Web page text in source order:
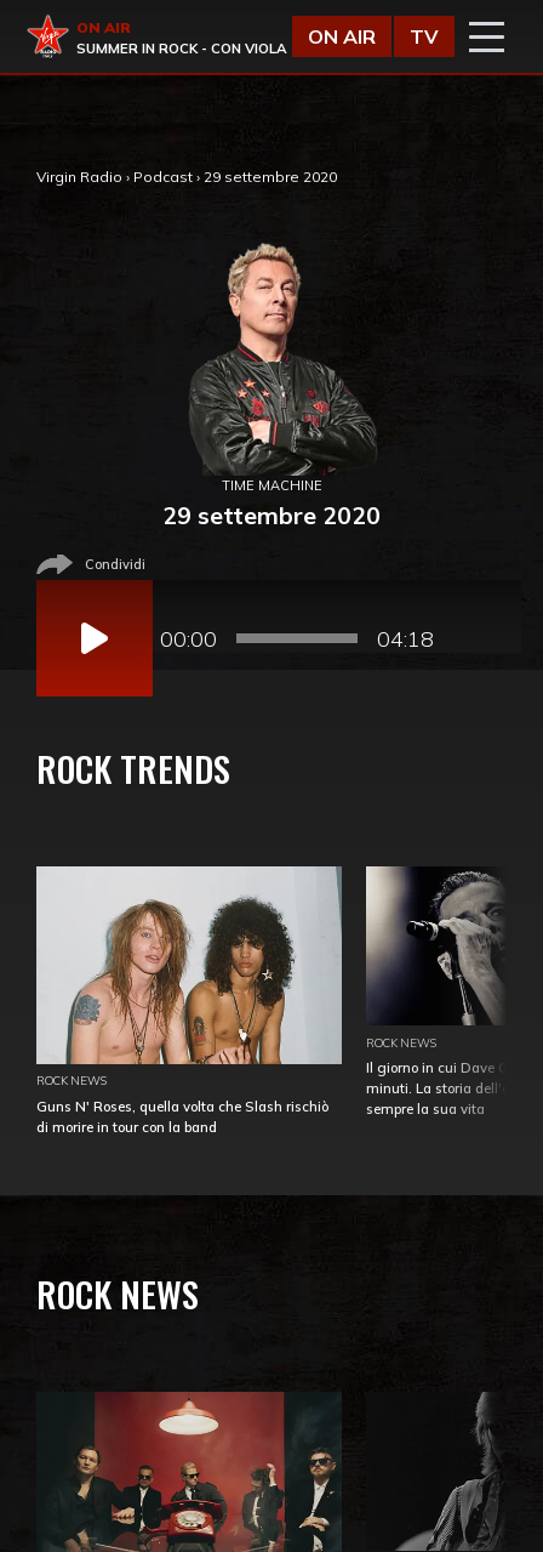
Virgin Radio
ON AIR
SUMMER IN ROCK - CON VIOLA
ON AIR TV
Virgin Radio › Podcast › 29 settembre 2020
TIME MACHINE
29 settembre 2020
Condividi
00:00 04:18
ROCK TRENDS
ROCK NEWS
Guns N' Roses, quella volta che Slash rischiò
di morire in tour con la band
ROCK NEWS
Il giorno in cui Dave
minuti. La storia
sempre la sua vita
ROCK NEWS